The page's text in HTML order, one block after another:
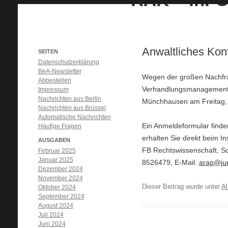
Anwaltliches
Wegen der großen
Münchhausen am
Ein Anmeldeformular
erhalten Sie direkt beim
FB Rechtswissenschaft,
8526479, E-Mail:
Dieser Beitrag wurde unter
SEITEN
Datenschutzerklärung
BeA-Newsletter
Abbestellen
Impressum
Nachrichten aus Berlin
Nachrichten aus Brüssel
Automatische Nachrichten
Häufige Fragen
AUSGABEN
Februar 2025
Januar 2025
Dezember 2024
November 2024
Oktober 2024
September 2024
August 2024
Juli 2024
Juni 2024